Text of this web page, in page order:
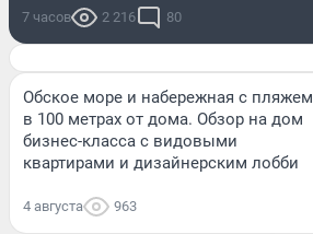
7 часов 2 216 80
Обское море и набережная с пляжем
в 100 метрах от дома. Обзор на дом
бизнес-класса с видовыми
квартирами и дизайнерским лобби
4 августа 963